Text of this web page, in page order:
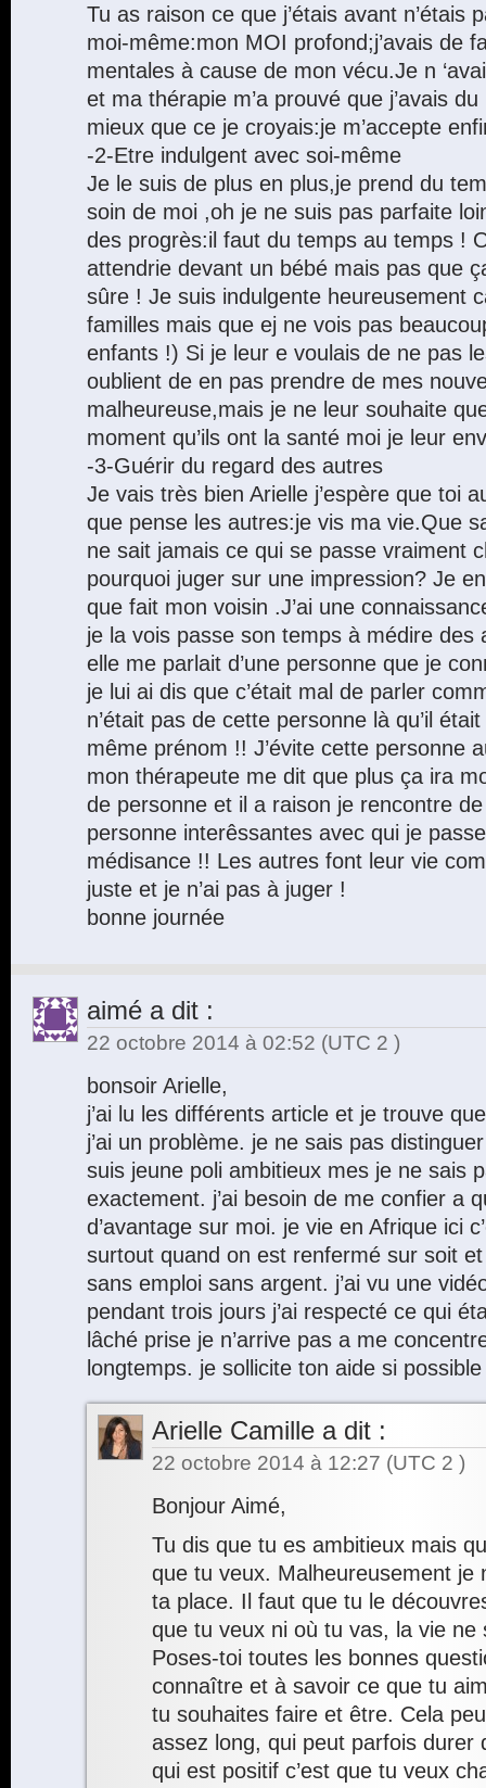
Tu as raison ce que j’étais avant n’étais
moi-même:mon MOI profond;j’avais de
mentales à cause de mon vécu.Je n
et ma thérapie m’a prouvé que j’avais
mieux que ce je croyais:je m’accepte
-2-Etre indulgent avec soi-même
Je le suis de plus en plus,je prend du
soin de moi ,oh je ne suis pas parfaite
des progrès:il faut du temps au temps !
attendrie devant un bébé mais pas que
sûre ! Je suis indulgente heureusement
familles mais que ej ne vois pas
enfants !) Si je leur e voulais de ne pas
oublient de en pas prendre de mes
malheureuse,mais je ne leur souhaite
moment qu’ils ont la santé moi je leur
-3-Guérir du regard des autres
Je vais très bien Arielle j’espère que toi
que pense les autres:je vis ma vie.Que
ne sait jamais ce qui se passe vraiment
pourquoi juger sur une impression? Je
que fait mon voisin .J’ai une
je la vois passe son temps à médire des
elle me parlait d’une personne que je
je lui ai dis que c’était mal de parler
n’était pas de cette personne là qu’il
même prénom !! J’évite cette personne
mon thérapeute me dit que plus ça ira
de personne et il a raison je rencontre
personne interêssantes avec qui je
médisance !! Les autres font leur vie
juste et je n’ai pas à juger !
bonne journée
aimé a dit :
22 octobre 2014 à 02:52 (UTC 2 )
bonsoir Arielle,
j’ai lu les différents article et je trouve
j’ai un problème. je ne sais pas
suis jeune poli ambitieux mes je ne sais
exactement. j’ai besoin de me confier a
d’avantage sur moi. je vie en Afrique ici
surtout quand on est renfermé sur soit
sans emploi sans argent. j’ai vu une
pendant trois jours j’ai respecté ce qui
lâché prise je n’arrive pas a me
longtemps. je sollicite ton aide si possible
Arielle Camille a dit :
22 octobre 2014 à 12:27 (UTC 2 )
Bonjour Aimé,
Tu dis que tu es ambitieux mais
que tu veux. Malheureusement je
ta place. Il faut que tu le
que tu veux ni où tu vas, la vie ne
Poses-toi toutes les bonnes
connaître et à savoir ce que tu
tu souhaites faire et être. Cela
assez long, qui peut parfois durer
qui est positif c’est que tu veux